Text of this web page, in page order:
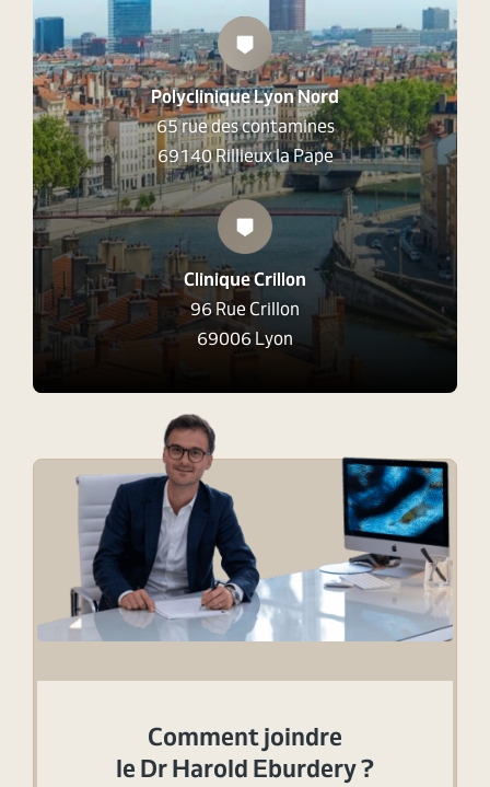
Polyclinique Lyon Nord
65 rue des contamines
69140 Rillieux la Pape
Clinique Crillon
96 Rue Crillon
69006 Lyon
Comment joindre
le Dr Harold Eburdery ?